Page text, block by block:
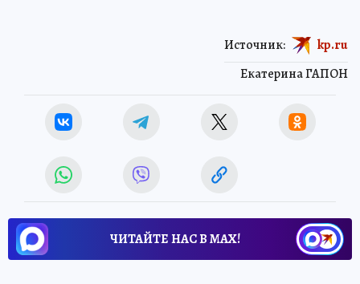
Екатерина ГАПОН
Источник: kp.ru
ЧИТАЙТЕ НАС В МАХ!